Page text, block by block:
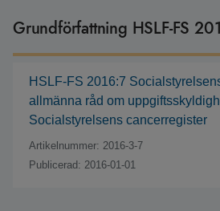
Grundförfattning HSLF-FS
HSLF-FS 2016:7
allmänna råd om
Socialstyrelsens cancerregister
Artikelnummer: 2016-3-7
Publicerad: 2016-01-01